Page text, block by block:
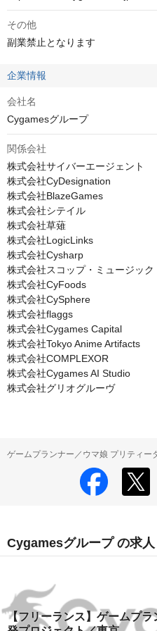
その他
副業禁止となります
企業情報
会社名
Cygamesグループ
関係会社
株式会社サイバーエージェント
株式会社CyDesignation
株式会社BlazeGames
株式会社シテイル
株式会社草薙
株式会社LogicLinks
株式会社Cysharp
株式会社スコップ・ミュージック
株式会社CyFoods
株式会社CySphere
株式会社flaggs
株式会社Cygames Capital
株式会社Tokyo Anime Artifacts
株式会社COMPLEXOR
株式会社Cygames AI Studio
株式会社グリオグルーヴ
ゲームプランナー／ウマ娘 プリティー
Cygamesグループ の求人
【フリーランス】ゲームプ